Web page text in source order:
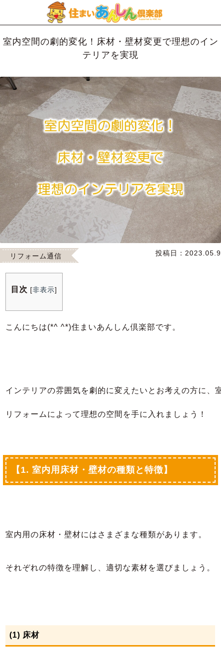
室内空間の劇的変化！床材・壁材変更で理想のイン
テリアを実現
リフォーム通信 投稿日： 2023.05.9
目次 [非表示]
こんにちは(*^ ^*)住まいあんしん倶楽部です。
インテリアの雰囲気を劇的に変えたいとお考えの方に
リフォームによって理想の空間を手に入れましょう！
【1. 室内用床材・壁材の種類と特徴】
室内用の床材・壁材にはさまざまな種類があります。
それぞれの特徴を理解し、適切な素材を選びましょう。
(1) 床材